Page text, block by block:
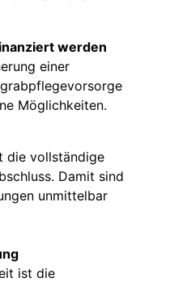
werden
einer
Möglichkeiten.
die vollständige
Damit sind
unmittelbar
ist die